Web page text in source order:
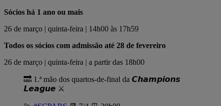
Sócios há 1 ano ou mais
26 de março | quinta-feira | 14h00 às 17h59
Todos os sócios com admissão até 28 de fevereiro
26 de março | quinta-feira | a partir das 18h00
🔜 1.ª mão dos quartos-de-final da 𝘾𝙝𝙖𝙢𝙥𝙞𝙤𝙣𝙨
𝙇𝙚𝙖𝙜𝙪𝙚 ⚔️